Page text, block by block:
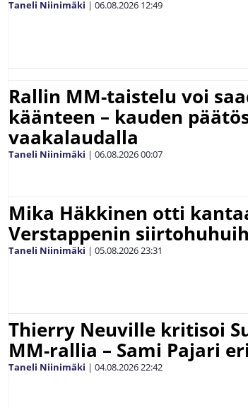
Taneli Niinimäki | 06.08.2026 12:49
Rallin MM-taistelu voi
käänteen – kauden
vaakalaudalla
Taneli Niinimäki | 06.08.202600:07
Mika Häkkinen otti
Verstappenin
Taneli Niinimäki | 05.08.202623:31
Thierry Neuville kritisoi
MM-rallia – Sami Pajari
Taneli Niinimäki | 04.08.202622:42